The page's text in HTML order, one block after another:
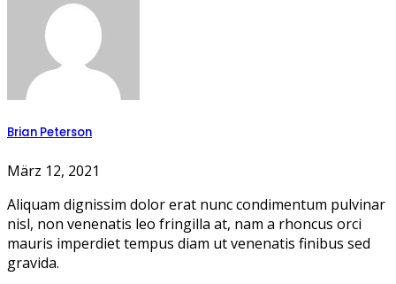
Brian Peterson
März 12, 2021
Aliquam dignissim dolor erat nunc condimentum pulvinar
nisl, non venenatis leo fringilla at, nam a rhoncus orci
mauris imperdiet tempus diam ut venenatis finibus sed
gravida.